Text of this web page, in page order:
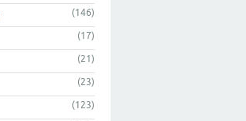
(146)
(17)
(21)
(23)
(123)